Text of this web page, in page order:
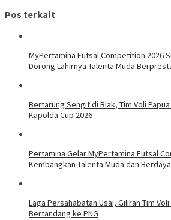
Pos terkait
MyPertamina Futsal Competition 2026
Dorong Lahirnya Talenta Muda
​Bertarung Sengit di Biak, Tim Voli
Kapolda Cup 2026
Pertamina Gelar MyPertamina Futsal
Kembangkan Talenta Muda dan
Laga Persahabatan Usai, Giliran Tim
Bertandang ke PNG